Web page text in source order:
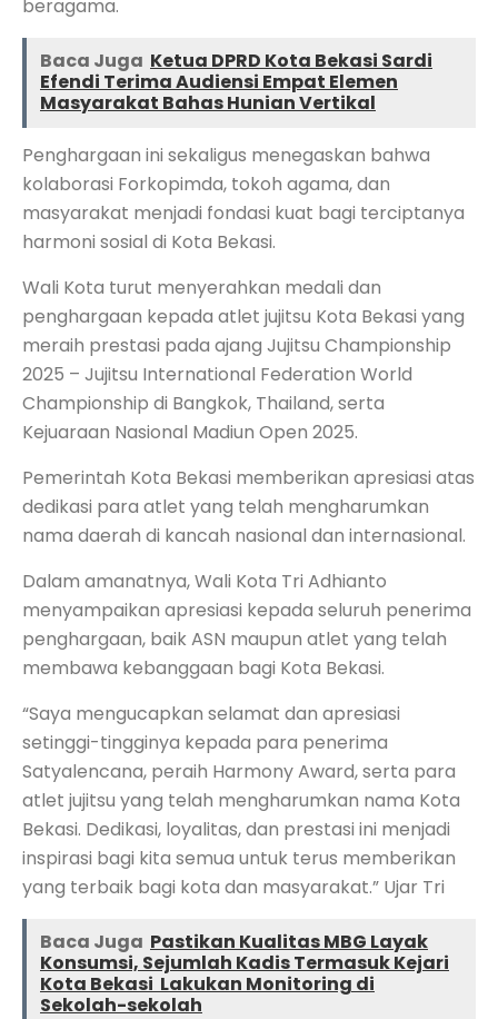
beragama.
Baca Juga Ketua DPRD Kota Bekasi Sardi
Efendi Terima Audiensi Empat Elemen
Masyarakat Bahas Hunian Vertikal
Penghargaan ini sekaligus menegaskan bahwa
kolaborasi Forkopimda, tokoh agama, dan
masyarakat menjadi fondasi kuat bagi terciptanya
harmoni sosial di Kota Bekasi.
Wali Kota turut menyerahkan medali dan
penghargaan kepada atlet jujitsu Kota Bekasi yang
meraih prestasi pada ajang Jujitsu Championship
2025 – Jujitsu International Federation World
Championship di Bangkok, Thailand, serta
Kejuaraan Nasional Madiun Open 2025.
Pemerintah Kota Bekasi memberikan apresiasi atas
dedikasi para atlet yang telah mengharumkan
nama daerah di kancah nasional dan internasional.
Dalam amanatnya, Wali Kota Tri Adhianto
menyampaikan apresiasi kepada seluruh penerima
penghargaan, baik ASN maupun atlet yang telah
membawa kebanggaan bagi Kota Bekasi.
“Saya mengucapkan selamat dan apresiasi
setinggi-tingginya kepada para penerima
Satyalencana, peraih Harmony Award, serta para
atlet jujitsu yang telah mengharumkan nama Kota
Bekasi. Dedikasi, loyalitas, dan prestasi ini menjadi
inspirasi bagi kita semua untuk terus memberikan
yang terbaik bagi kota dan masyarakat.” Ujar Tri
Baca Juga Pastikan Kualitas MBG Layak
Konsumsi, Sejumlah Kadis Termasuk Kejari
Kota Bekasi Lakukan Monitoring di
Sekolah-sekolah